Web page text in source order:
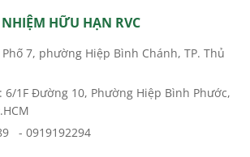
NHIỆM HỮU HẠN RVC
7, phường Hiệp Bình Chánh, TP. Thủ
6/1F Đường 10, Phường Hiệp Bình Phước,
- 0919192294